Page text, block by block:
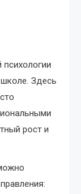
Здесь
рост и